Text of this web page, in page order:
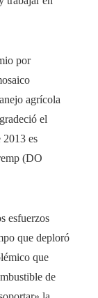
por
agrícola
el
es
(DO
esfuerzos
que deploró
que
de